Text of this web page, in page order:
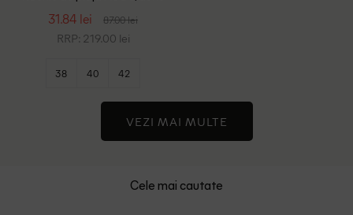
31.84 lei 87.00 lei
RRP: 219.00 lei
38 40 42
VEZI MAI MULTE
Cele mai cautate